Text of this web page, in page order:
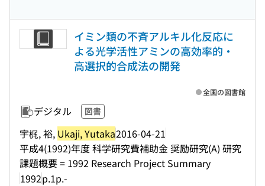
イミン類の不斉アルキル化反応に
よる光学活性アミンの高効率的・
高選択的合成法の開発
デジタル 図書
宇梶, 裕, Ukaji, Yutaka2016-04-21
平成4(1992)年度 科学研究費補助金 奨励研究(A) 研究
課題概要 = 1992 Research Project Summary
1992p.1p.-
全国の図書館